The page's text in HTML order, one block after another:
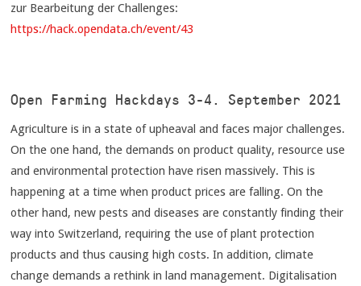
zur Bearbeitung der Challenges:
https://hack.opendata.ch/event/43
Open Farming Hackdays 3-4. September 2021
Agriculture is in a state of upheaval and faces major challenges.
On the one hand, the demands on product quality, resource use
and environmental protection have risen massively. This is
happening at a time when product prices are falling. On the
other hand, new pests and diseases are constantly finding their
way into Switzerland, requiring the use of plant protection
products and thus causing high costs. In addition, climate
change demands a rethink in land management. Digitalisation